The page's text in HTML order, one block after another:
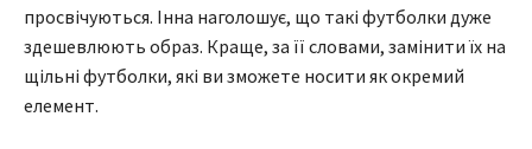
просвічуються. Інна наголошує, що такі футболки дуже
здешевлюють образ. Краще, за її словами, замінити їх на
щільні футболки, які ви зможете носити як окремий
елемент.